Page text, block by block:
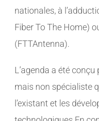
nationales, à
Fiber To The Home)
(FTTAntenna).
L’agenda a été
mais non spécialiste
l’existant et les